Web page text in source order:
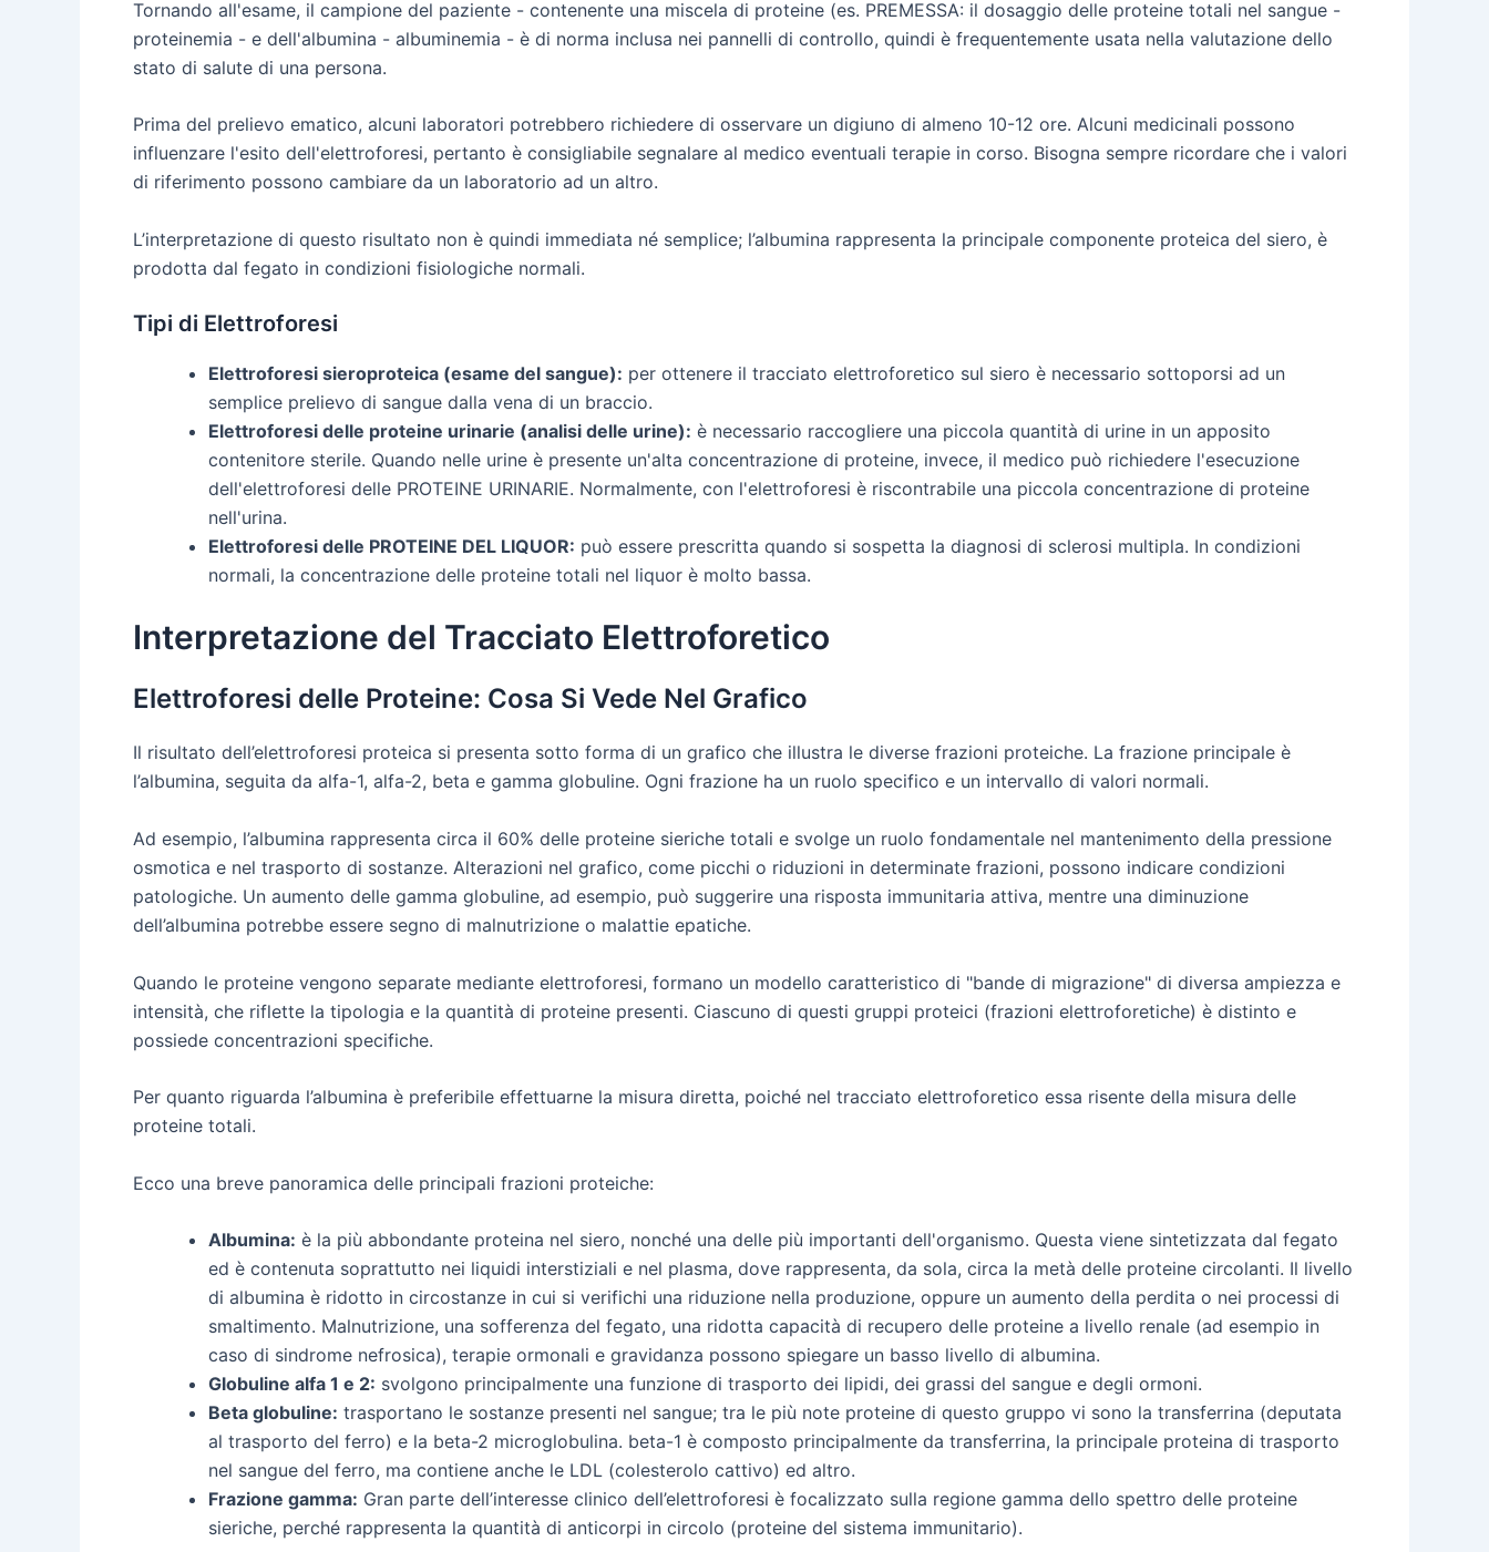
Tornando all'esame, il campione del paziente - contenente una miscela di proteine (es. PREMESSA: il dosaggio delle proteine totali nel sangue -
proteinemia - e dell'albumina - albuminemia - è di norma inclusa nei pannelli di controllo, quindi è frequentemente usata nella valutazione dello
stato di salute di una persona.
Prima del prelievo ematico, alcuni laboratori potrebbero richiedere di osservare un digiuno di almeno 10-12 ore. Alcuni medicinali possono
influenzare l'esito dell'elettroforesi, pertanto è consigliabile segnalare al medico eventuali terapie in corso. Bisogna sempre ricordare che i valori
di riferimento possono cambiare da un laboratorio ad un altro.
L’interpretazione di questo risultato non è quindi immediata né semplice; l’albumina rappresenta la principale componente proteica del siero, è
prodotta dal fegato in condizioni fisiologiche normali.
Tipi di Elettroforesi
Elettroforesi sieroproteica (esame del sangue): per ottenere il tracciato elettroforetico sul siero è necessario sottoporsi ad un
semplice prelievo di sangue dalla vena di un braccio.
Elettroforesi delle proteine urinarie (analisi delle urine): è necessario raccogliere una piccola quantità di urine in un apposito
contenitore sterile. Quando nelle urine è presente un'alta concentrazione di proteine, invece, il medico può richiedere l'esecuzione
dell'elettroforesi delle PROTEINE URINARIE. Normalmente, con l'elettroforesi è riscontrabile una piccola concentrazione di proteine
nell'urina.
Elettroforesi delle PROTEINE DEL LIQUOR: può essere prescritta quando si sospetta la diagnosi di sclerosi multipla. In condizioni
normali, la concentrazione delle proteine totali nel liquor è molto bassa.
Interpretazione del Tracciato Elettroforetico
Elettroforesi delle Proteine: Cosa Si Vede Nel Grafico
Il risultato dell’elettroforesi proteica si presenta sotto forma di un grafico che illustra le diverse frazioni proteiche. La frazione principale è
l’albumina, seguita da alfa-1, alfa-2, beta e gamma globuline. Ogni frazione ha un ruolo specifico e un intervallo di valori normali.
Ad esempio, l’albumina rappresenta circa il 60% delle proteine sieriche totali e svolge un ruolo fondamentale nel mantenimento della pressione
osmotica e nel trasporto di sostanze. Alterazioni nel grafico, come picchi o riduzioni in determinate frazioni, possono indicare condizioni
patologiche. Un aumento delle gamma globuline, ad esempio, può suggerire una risposta immunitaria attiva, mentre una diminuzione
dell’albumina potrebbe essere segno di malnutrizione o malattie epatiche.
Quando le proteine vengono separate mediante elettroforesi, formano un modello caratteristico di "bande di migrazione" di diversa ampiezza e
intensità, che riflette la tipologia e la quantità di proteine presenti. Ciascuno di questi gruppi proteici (frazioni elettroforetiche) è distinto e
possiede concentrazioni specifiche.
Per quanto riguarda l’albumina è preferibile effettuarne la misura diretta, poiché nel tracciato elettroforetico essa risente della misura delle
proteine totali.
Ecco una breve panoramica delle principali frazioni proteiche:
Albumina: è la più abbondante proteina nel siero, nonché una delle più importanti dell'organismo. Questa viene sintetizzata dal fegato
ed è contenuta soprattutto nei liquidi interstiziali e nel plasma, dove rappresenta, da sola, circa la metà delle proteine circolanti. Il livello
di albumina è ridotto in circostanze in cui si verifichi una riduzione nella produzione, oppure un aumento della perdita o nei processi di
smaltimento. Malnutrizione, una sofferenza del fegato, una ridotta capacità di recupero delle proteine a livello renale (ad esempio in
caso di sindrome nefrosica), terapie ormonali e gravidanza possono spiegare un basso livello di albumina.
Globuline alfa 1 e 2: svolgono principalmente una funzione di trasporto dei lipidi, dei grassi del sangue e degli ormoni.
Beta globuline: trasportano le sostanze presenti nel sangue; tra le più note proteine di questo gruppo vi sono la transferrina (deputata
al trasporto del ferro) e la beta-2 microglobulina. beta-1 è composto principalmente da transferrina, la principale proteina di trasporto
nel sangue del ferro, ma contiene anche le LDL (colesterolo cattivo) ed altro.
Frazione gamma: Gran parte dell’interesse clinico dell’elettroforesi è focalizzato sulla regione gamma dello spettro delle proteine
sieriche, perché rappresenta la quantità di anticorpi in circolo (proteine del sistema immunitario).